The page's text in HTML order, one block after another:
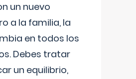
un nuevo
a la familia, la
en todos los
Debes tratar
un equilibrio,